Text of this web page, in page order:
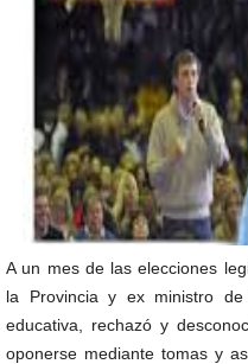
A un mes de las elecciones
la Provincia y ex ministro
educativa, rechazó y
oponerse mediante tomas y